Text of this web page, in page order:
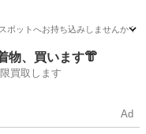
トへお持ち込みしませんか？
物、買います👘
買取します
Ad